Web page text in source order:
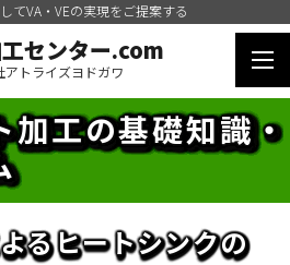
てVA・VEの実現をご提案する
センター.com
トライズヨドガワ
加工の基礎知識・
るヒートシンクの